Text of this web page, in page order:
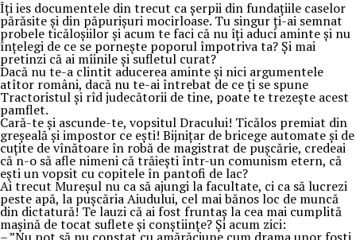
Îți ies documentele din trecut ca șerpii‎ din fundațiile caselor
părăsite și din păpurișuri mocirloase. Tu singur ți-ai semnat
probele ticăloșiilor și acum te faci că nu îți aduci aminte și nu
înțelegi de ce se pornește poporul împotriva ta? Și mai
pretinzi că ai mîinile și sufletul curat?
Dacă nu te-a clintit aducerea aminte și nici argumentele
atîtor români, dacă nu te-ai întrebat de ce ți se spune
Tractoristul și rîd judecătorii de tine, poate te trezește acest
pamflet.
Cară-te și ascunde-te, vopsitul Dracului! Ticălos premiat din
greșeală și impostor ce ești! Bijnițar de bricege automate și de
cuțite de vînătoare în robă de magistrat de pușcărie, credeai
că n-o să afle nimeni că trăiești într-un comunism etern, că
ești un vopsit cu copitele în pantofi de lac?
Ai trecut Mureșul nu ca să ajungi la facultate, ci ca să lucrezi
peste apă, la pușcăria Aiudului, cel mai bănos loc de muncă
din dictatură! Te lauzi că ai fost fruntaș la cea mai cumplită
mașină de tocat suflete și conștiințe? Și acum zici: